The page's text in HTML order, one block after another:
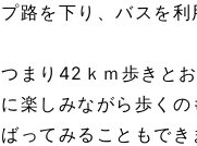
プ路を下り、バスを利
つまり42ｋｍ歩きと
に楽しみながら歩く
ばってみることもでき